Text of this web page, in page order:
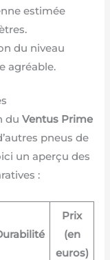
estimée
du niveau
agréable.
duVentus Prime
pneus de
un aperçu des
:
Prix
(en
euros)